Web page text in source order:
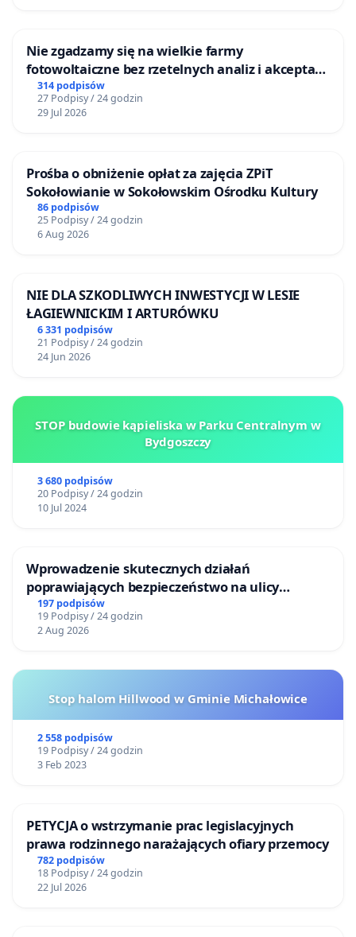
Nie zgadzamy się na wielkie farmy
fotowoltaiczne bez rzetelnych analiz i akceptacji
mieszkańców
314 podpisów
27 Podpisy / 24 godzin
29 Jul 2026
Prośba o obniżenie opłat za zajęcia ZPiT
Sokołowianie w Sokołowskim Ośrodku Kultury
86 podpisów
25 Podpisy / 24 godzin
6 Aug 2026
NIE DLA SZKODLIWYCH INWESTYCJI W LESIE
ŁAGIEWNICKIM I ARTURÓWKU
6 331 podpisów
21 Podpisy / 24 godzin
24 Jun 2026
STOP budowie kąpieliska w Parku Centralnym w
Bydgoszczy
3 680 podpisów
20 Podpisy / 24 godzin
10 Jul 2024
Wprowadzenie skutecznych działań
poprawiających bezpieczeństwo na ulicy
Żeromskiego w Otwocku
197 podpisów
19 Podpisy / 24 godzin
2 Aug 2026
Stop halom Hillwood w Gminie Michałowice
2 558 podpisów
19 Podpisy / 24 godzin
3 Feb 2023
PETYCJA o wstrzymanie prac legislacyjnych
prawa rodzinnego narażających ofiary przemocy
782 podpisów
18 Podpisy / 24 godzin
22 Jul 2026